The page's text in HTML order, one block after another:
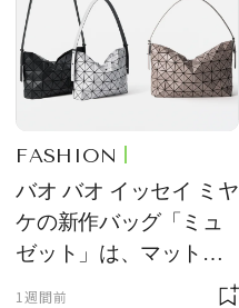
FASHION
バオ バオ イッセイ ミヤ
ケの新作バッグ「ミュ
ゼット」は、マットな
1週間前